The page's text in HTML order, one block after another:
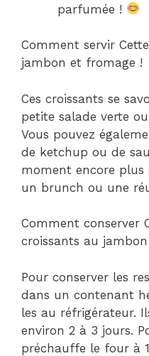
parfumée !
Comment servir
jambon et fromage !
Ces croissants se
petite salade verte
Vous pouvez
de ketchup ou de
moment encore
un brunch ou une
Comment conserver
croissants au
Pour conserver les
dans un contenant
les au réfrigérateur.
environ 2 à 3 jours.
préchauffe le four à